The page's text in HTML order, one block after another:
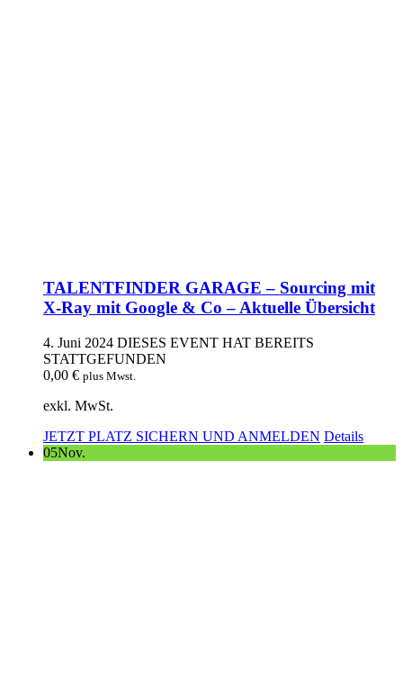
TALENTFINDER GARAGE – Sourcing mit
X-Ray mit Google & Co – Aktuelle Übersicht
4. Juni 2024 DIESES EVENT HAT BEREITS
STATTGEFUNDEN
0,00 € plus Mwst.
exkl. MwSt.
JETZT PLATZ SICHERN UND ANMELDEN Details
05Nov.